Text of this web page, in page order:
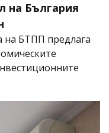
на България
на БТПП предлага